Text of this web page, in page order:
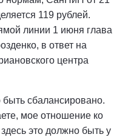
119 рублей.
линии 1 июня глава
в ответ на
центра
сбалансировано.
мое отношение ко
это должно быть у